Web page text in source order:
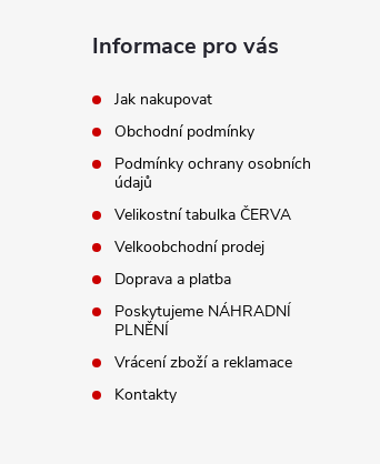
Informace pro vás
Jak nakupovat
Obchodní podmínky
Podmínky ochrany osobních
údajů
Velikostní tabulka ČERVA
Velkoobchodní prodej
Doprava a platba
Poskytujeme NÁHRADNÍ
PLNĚNÍ
Vrácení zboží a reklamace
Kontakty